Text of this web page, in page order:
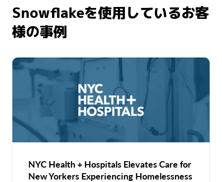
ニタリングツールは、パフォーマンス、使用状況、コス
トを追跡します。セキュリティ制御とIDサービスは、暗
号化とアクセス制御によってデータを保護します。開発
者APIは、クラウドベースのアプリケーションの作成、自
ます。たとえば、ウェブベースのメールでは、ユーザー
は独自のメールサーバーを運用することなく、メッセー
ジの送信、受信、保存を行えます。ストリーミングサー
ビスは、クラウドベースのインフラストラクチャを通じ
す。ファイルストレージと共有プラットフォームは、イ
ンターネットを介してあらゆるデバイスからドキュメン
トやメディアにセキュアでスケーラブルなアクセスを提
供します。また、コラボレーションツール、データアナ
リティクスプラットフォーム、その他のソフトウェアな
どのビジネスアプリケーションは、複数の場所での柔軟
性、効率性、アクセシビリティを確保するためにクラウ
ドに依存しています。
Snowflakeを使用しているお客
様の事例
NYC Health + Hospitals Elevates Care for
New Yorkers Experiencing Homelessness